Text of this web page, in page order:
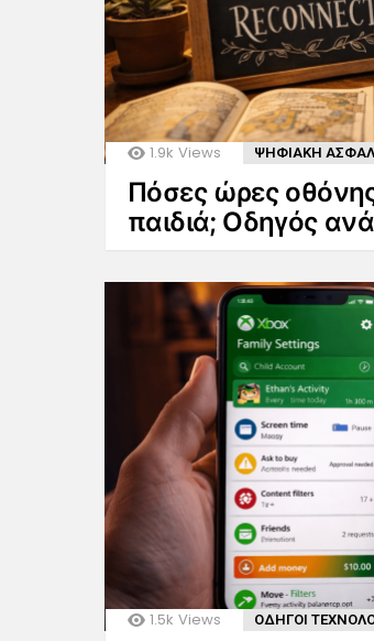
1.9k Views ΨΗΦΙΑΚΗ
Πόσες ώρες οθόνης
παιδιά; Οδηγός
1.5k Views ΟΔΗΓΟΙ